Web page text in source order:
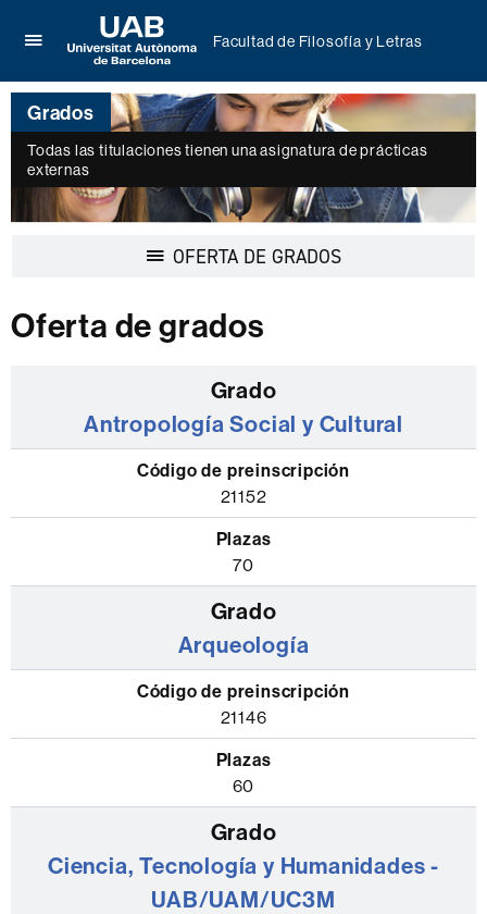
aquí
para
desplegar
el
menú
de
Facultad
Universitat
Autònoma
de
Barcelona
Facultad de Filosofía y Letras
Grados
Todas las titulaciones tienen una asignatura de prácticas
externas
OFERTA DE GRADOSDesplegar
Oferta de grados
Facultad
Filosofía
con
código
número
Antropología Social y Cultural
21152
70
Arqueología
21146
60
Ciencia, Tecnología y Humanidades -
UAB/UAM/UC3M